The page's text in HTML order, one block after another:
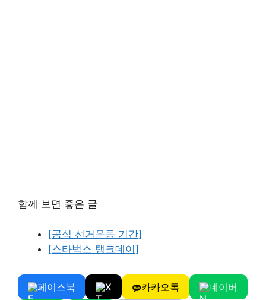
함께 보면 좋은 글
[공식 선거운동 기간]
[스타벅스 탱크데이]
페이스북 X 카카오톡 네이버